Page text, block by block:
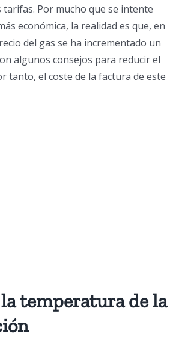
tarifas. Por mucho que se intente
económica, la realidad es que, en
del gas se ha incrementado un
algunos consejos para reducir el
tanto, el coste de la factura de este
temperatura de la